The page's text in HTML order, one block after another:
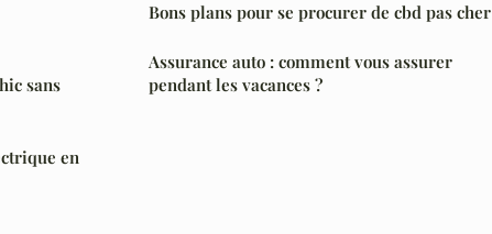
sans
en
Bons plans pour se procurer de cbd pas cher
Assurance auto : comment vous assurer
pendant les vacances ?